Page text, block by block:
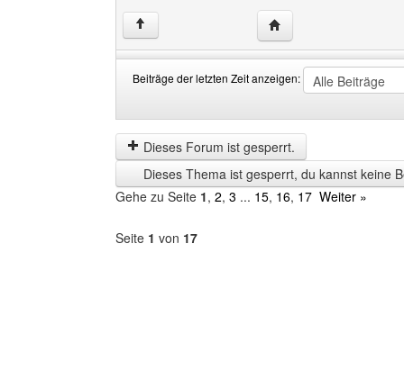
↑ Website dieses
Beiträge der letzten Zeit anzeigen:
der
letzten
Zeit
anzeigen
by
Dieses Forum ist gesperrt.
Dieses Thema ist gesperrt, du kannst keine
Gehe zu Seite 1, 2, 3 ... 15, 16, 17 Weiter »
Seite 1 von 17